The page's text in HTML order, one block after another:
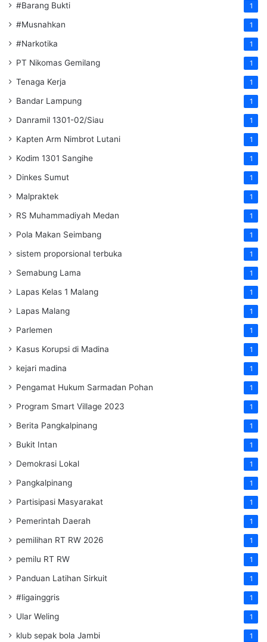
#Barang Bukti 1
#Musnahkan 1
#Narkotika 1
PT Nikomas Gemilang 1
Tenaga Kerja 1
Bandar Lampung 1
Danramil 1301-02/Siau 1
Kapten Arm Nimbrot Lutani 1
Kodim 1301 Sangihe 1
Dinkes Sumut 1
Malpraktek 1
RS Muhammadiyah Medan 1
Pola Makan Seimbang 1
sistem proporsional terbuka 1
Semabung Lama 1
Lapas Kelas 1 Malang 1
Lapas Malang 1
Parlemen 1
Kasus Korupsi di Madina 1
kejari madina 1
Pengamat Hukum Sarmadan Pohan 1
Program Smart Village 2023 1
Berita Pangkalpinang 1
Bukit Intan 1
Demokrasi Lokal 1
Pangkalpinang 1
Partisipasi Masyarakat 1
Pemerintah Daerah 1
pemilihan RT RW 2026 1
pemilu RT RW 1
Panduan Latihan Sirkuit 1
#ligainggris 1
Ular Weling 1
klub sepak bola Jambi 1